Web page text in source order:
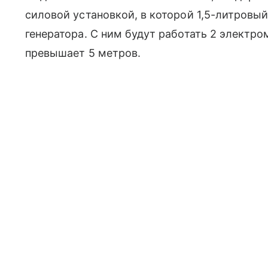
силовой установкой, в которой 1,5-
генератора. С ним будут работать 2
превышает 5 метров.